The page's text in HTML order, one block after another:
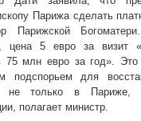
Парижа сделать
Парижской
цена 5 евро за визит
75 млн евро за год».
подспорьем для
не только в
полагает министр.